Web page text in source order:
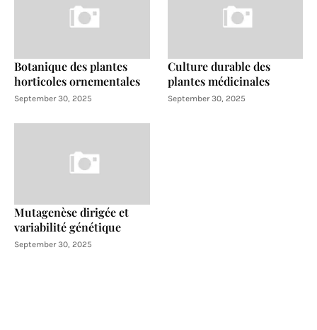
Botanique des plantes
horticoles ornementales
September 30, 2025
Culture durable des
plantes médicinales
September 30, 2025
Mutagenèse dirigée et
variabilité génétique
September 30, 2025